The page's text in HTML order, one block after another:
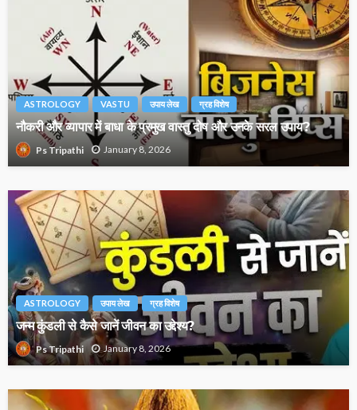
ASTROLOGY VASTU उपाय लेख ग्रह विशेष
नौकरी और व्यापार में बाधा के प्रमुख वास्तु दोष और उनके सरल उपाय?
Ps Tripathi January 8, 2026
ASTROLOGY उपाय लेख ग्रह विशेष
जन्म कुंडली से कैसे जानें जीवन का उद्देश्य?
Ps Tripathi January 8, 2026